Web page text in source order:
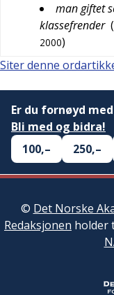
man giftet
klassefrender (
2000)
Siter denne
Er du fornøyd med
Bli med og bidra!
100,–
250,–
© Det Norske
Redaksjonen holder